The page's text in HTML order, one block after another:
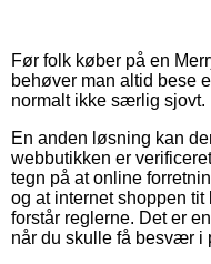
Før folk køber på en
behøver man altid bese
normalt ikke særlig sjovt.
En anden løsning kan
webbutikken er
tegn på at online
og at internet shoppen
forstår reglerne. Det er
når du skulle få besvær i